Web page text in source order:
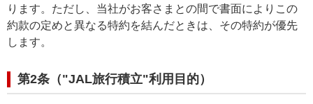
ります。ただし、当社がお客さまとの間で書面によりこの
約款の定めと異なる特約を結んだときは、その特約が優先
します。
第2条（"JAL旅行積立"利用目的）